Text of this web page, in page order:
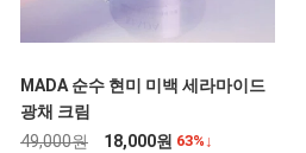
MADA 순수 현미 미백 세라마이드
광채 크림
49,000원
18,000원 63%↓